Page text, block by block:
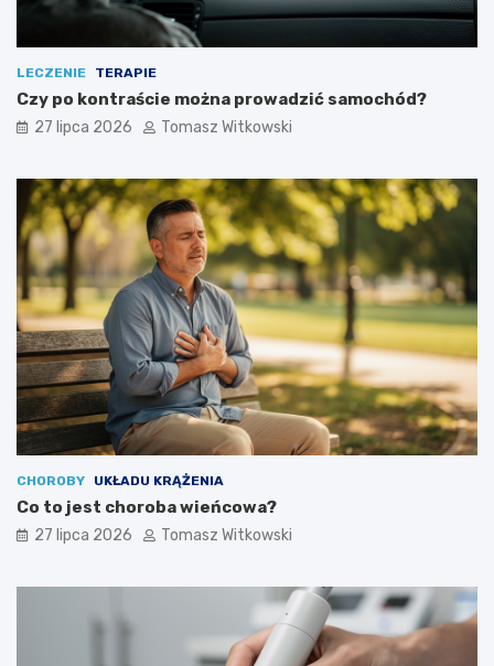
LECZENIE TERAPIE
Czy po kontraście można prowadzić samochód?
27 lipca 2026 Tomasz Witkowski
CHOROBY UKŁADU KRĄŻENIA
Co to jest choroba wieńcowa?
27 lipca 2026 Tomasz Witkowski